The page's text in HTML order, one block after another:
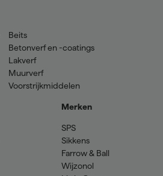
Beits
Betonverf en -coatings
Lakverf
Muurverf
Voorstrijkmiddelen
Merken
SPS
Sikkens
Farrow & Ball
Wijzonol